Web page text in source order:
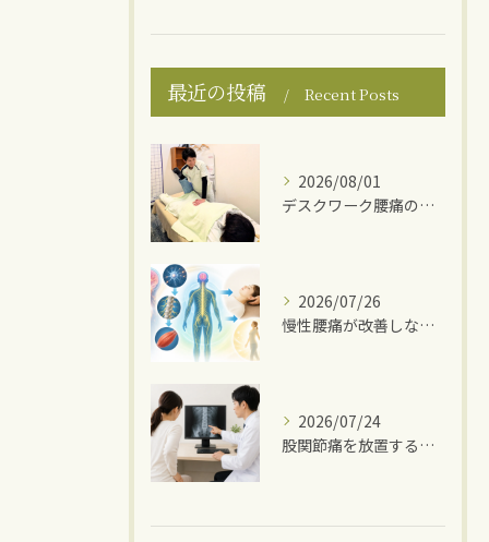
最近の投稿 Recent Posts
2026/08/01
デスクワーク腰痛の原因
2026/07/26
慢性腰痛が改善しない理由
2026/07/24
股関節痛を放置するとどうなる？